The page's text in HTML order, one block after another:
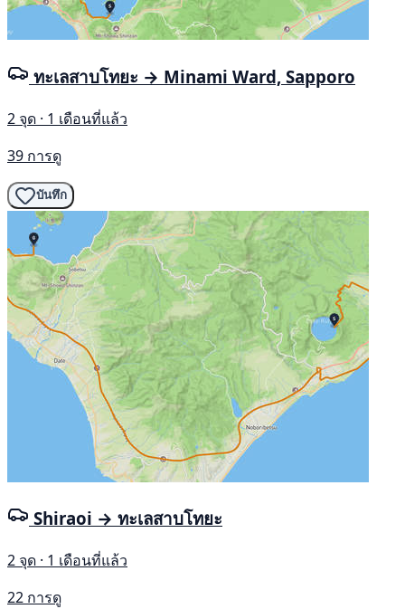
ทะเลสาบโทยะ → Minami Ward, Sapporo
2 จุด · 1 เดือนที่แล้ว
39 การดู
บันทึก
Shiraoi → ทะเลสาบโทยะ
2 จุด · 1 เดือนที่แล้ว
22 การดู